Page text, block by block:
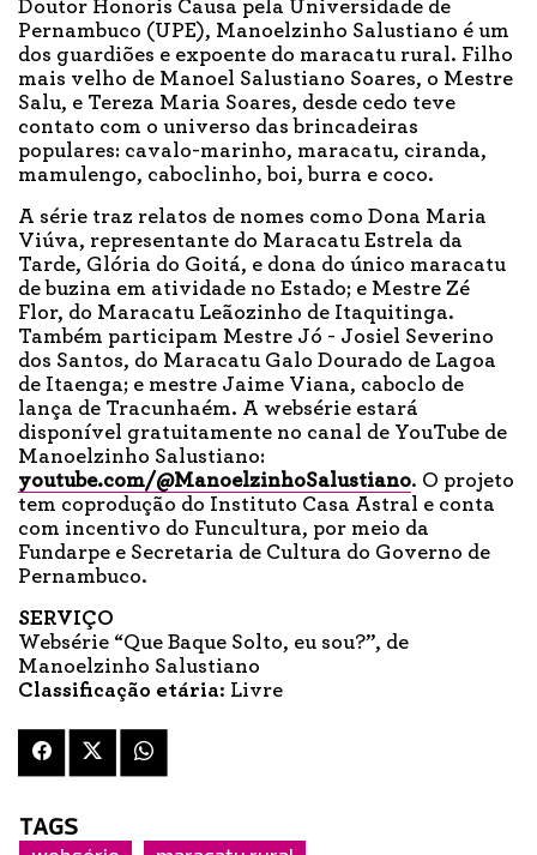
Doutor Honoris Causa pela Universidade de
Pernambuco (UPE), Manoelzinho Salustiano é um
dos guardiões e expoente do maracatu rural. Filho
mais velho de Manoel Salustiano Soares, o Mestre
Salu, e Tereza Maria Soares, desde cedo teve
contato com o universo das brincadeiras
populares: cavalo-marinho, maracatu, ciranda,
mamulengo, caboclinho, boi, burra e coco.
A série traz relatos de nomes como Dona Maria
Viúva, representante do Maracatu Estrela da
Tarde, Glória do Goitá, e dona do único maracatu
de buzina em atividade no Estado; e Mestre Zé
Flor, do Maracatu Leãozinho de Itaquitinga.
Também participam Mestre Jó - Josiel Severino
dos Santos, do Maracatu Galo Dourado de Lagoa
de Itaenga; e mestre Jaime Viana, caboclo de
lança de Tracunhaém. A websérie estará
disponível gratuitamente no canal de YouTube de
Manoelzinho Salustiano:
youtube.com/@ManoelzinhoSalustiano. O projeto
tem coprodução do Instituto Casa Astral e conta
com incentivo do Funcultura, por meio da
Fundarpe e Secretaria de Cultura do Governo de
Pernambuco.
SERVIÇO
Websérie “Que Baque Solto, eu sou?”, de
Manoelzinho Salustiano
Classificação etária: Livre
TAGS